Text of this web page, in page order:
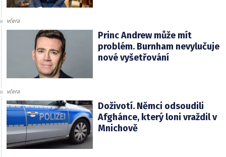
včera
Princ Andrew může mít
problém. Burnham nevylučuje
nové vyšetřování
včera
Doživotí. Němci odsoudili
Afghánce, který loni vraždil v
Mnichově